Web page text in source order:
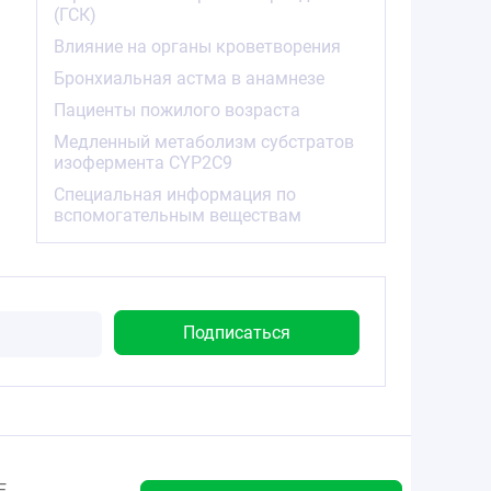
(ГСК)
Влияние на органы кроветворения
Бронхиальная астма в анамнезе
Пациенты пожилого возраста
Медленный метаболизм субстратов
изофермента CYP2C9
Специальная информация по
вспомогательным веществам